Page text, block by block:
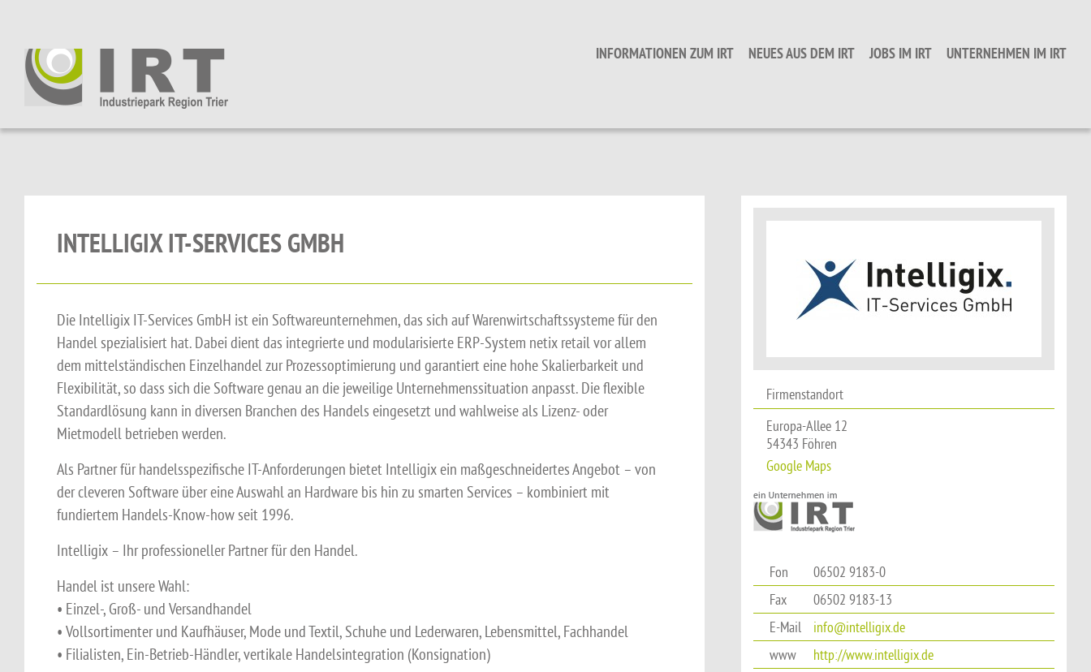
INFORMATIONEN ZUM IRT NEUES AUS DEM IRT JOBS IM IRT UNTERNEHMEN IM IRT
INTELLIGIX IT-SERVICES GMBH
Die Intelligix IT-Services GmbH ist ein Softwareunternehmen, das sich auf Warenwirtschaftssysteme für den
Handel spezialisiert hat. Dabei dient das integrierte und modularisierte ERP-System netix retail vor allem
dem mittelständischen Einzelhandel zur Prozessoptimierung und garantiert eine hohe Skalierbarkeit und
Flexibilität, so dass sich die Software genau an die jeweilige Unternehmenssituation anpasst. Die flexible
Standardlösung kann in diversen Branchen des Handels eingesetzt und wahlweise als Lizenz- oder
Mietmodell betrieben werden.
Als Partner für handelsspezifische IT-Anforderungen bietet Intelligix ein maßgeschneidertes Angebot – von
der cleveren Software über eine Auswahl an Hardware bis hin zu smarten Services – kombiniert mit
fundiertem Handels-Know-how seit 1996.
Intelligix – Ihr professioneller Partner für den Handel.
Handel ist unsere Wahl:
• Einzel-, Groß- und Versandhandel
• Vollsortimenter und Kaufhäuser, Mode und Textil, Schuhe und Lederwaren, Lebensmittel, Fachhandel
• Filialisten, Ein-Betrieb-Händler, vertikale Handelsintegration (Konsignation)
Firmenstandort
Europa-Allee 12
54343 Föhren
Google Maps
Fon
06502 9183-0
Fax
06502 9183-13
E-Mail
info@intelligix.de
www
http://www.intelligix.de